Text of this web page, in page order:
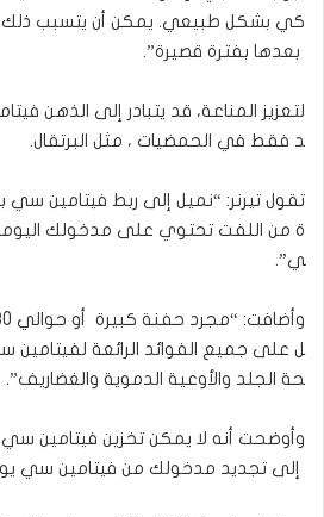
كي بشكل طبيعي. يمكن أن يتسبب ذلك
بعدها بفترة قصيرة”.
لتعزيز المناعة، قد يتبادر إلى الذهن
د فقط في الحمضيات ، مثل البرتقال.
تقول تيرنر: “نميل إلى ربط فيتامين سي
ة من اللفت تحتوي على مدخولك
ي”.
ل على جميع الفوائد الرائعة لفيتامين
حة الجلد والأوعية الدموية والغضاريف”.
وأوضحت أنه لا يمكن تخزين فيتامين
إلى تجديد مدخولك من فيتامين سي